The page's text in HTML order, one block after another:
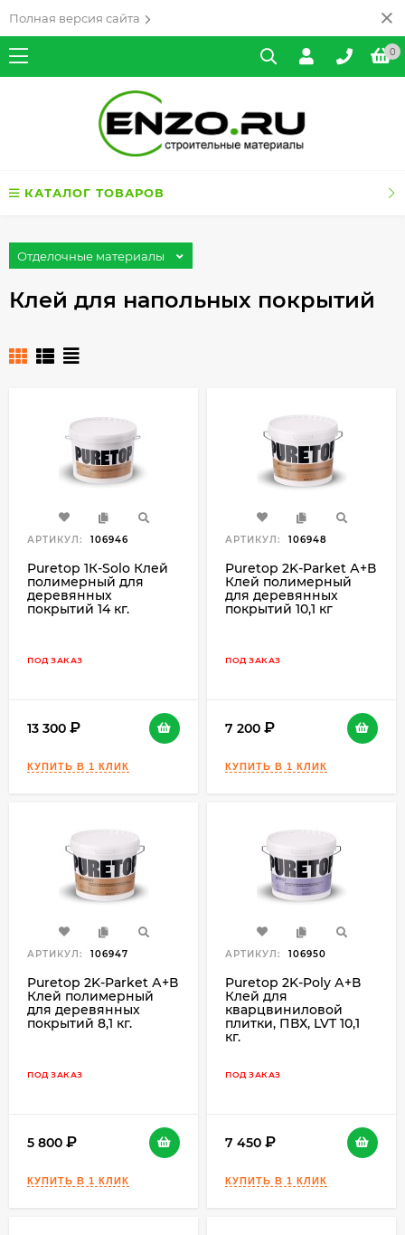
Полная версия сайта
0
КАТАЛОГ ТОВАРОВ
Отделочные материалы
Клей для напольных покрытий
АРТИКУЛ: 106946
Puretop 1К-Solo Клей
полимерный для
деревянных
покрытий 14 кг.
ПОД ЗАКАЗ
13 300
АРТИКУЛ: 106948
Puretop 2K-Parket А+В
Клей полимерный
для деревянных
покрытий 10,1 кг
ПОД ЗАКАЗ
7 200
АРТИКУЛ: 106947
Puretop 2K-Parket А+В
Клей полимерный
для деревянных
покрытий 8,1 кг.
ПОД ЗАКАЗ
5 800
АРТИКУЛ: 106950
Puretop 2K-Poly А+В
Клей для
кварцвиниловой
плитки, ПВХ, LVT 10,1
кг.
ПОД ЗАКАЗ
7 450